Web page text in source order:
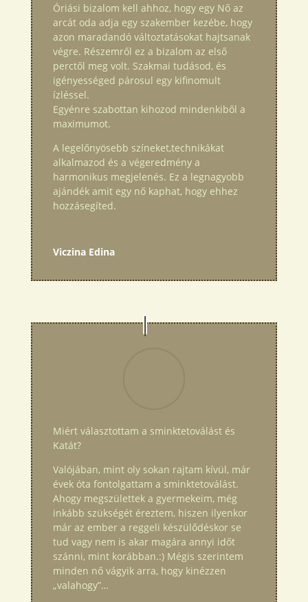
Óriási bizalom kell ahhoz, hogy egy Nő az
arcát oda adja egy szakember kezébe, hogy
azon maradandó változtatásokat hajtsanak
végre. Részemről ez a bizalom az első
perctől meg volt. Szakmai tudásod, és
igényességed párosul egy kifinomult
ízléssel.
Egyénre szabottan kihozod mindenkiből a
maximumot.
A legelőnyösebb színeket,technikákat
alkalmazod és a végeredmény a
harmonikus megjelenés. Ez a legnagyobb
ajándék amit egy nő kaphat, hogy ehhez
hozzásegíted.
Viczina Edina
Miért választottam a sminktetoválást és
Katát?
Valójában, mint oly sokan rajtam kívül, már
évek óta fontolgattam a sminktetoválást.
Ahogy megszülettek a gyermekeim, még
inkább szükségét éreztem, hiszen ilyenkor
már az ember a reggeli készülődéskor se
tud vagy nem is akar magára annyi időt
szánni, mint korábban.:) Mégis szerintem
minden nő vágyik arra, hogy kinézzen
„valahogy”…